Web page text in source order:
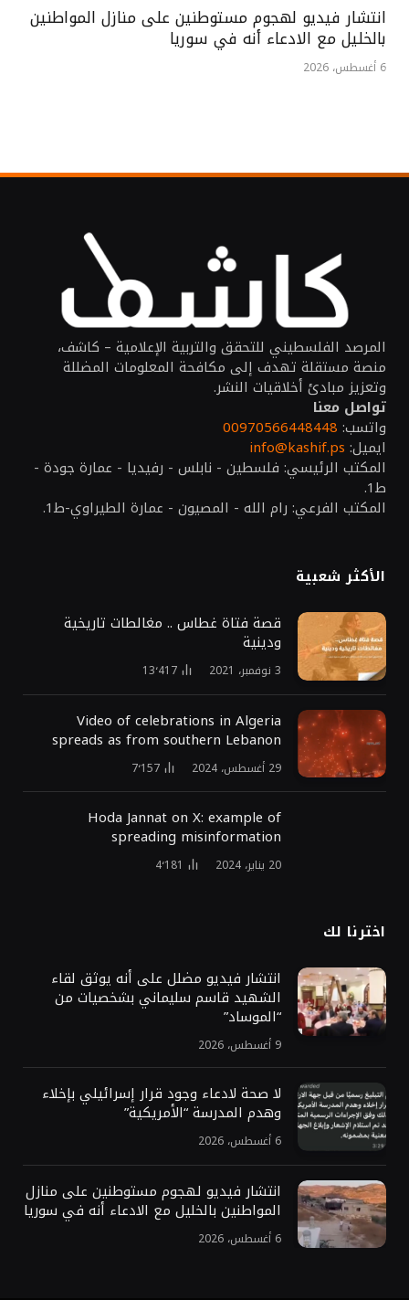
انتشار فيديو لهجوم مستوطنين على منازل المواطنين
بالخليل مع الادعاء أنه في سوريا
6 أغسطس، 2026
المرصد الفلسطيني للتحقق والتربية الإعلامية – كاشف،
منصة مستقلة تهدف إلى مكافحة المعلومات المضللة
وتعزيز مبادئ أخلاقيات النشر.
تواصل معنا
واتسب: 00970566448448
ايميل: info@kashif.ps
المكتب الرئيسي: فلسطين - نابلس - رفيديا - عمارة جودة -
ط1.
المكتب الفرعي: رام الله - المصيون - عمارة الطيراوي-ط1.
الأكثر شعبية
قصة فتاة غطاس .. مغالطات تاريخية
ودينية
3 نوفمبر، 2021 13٬417
Video of celebrations in Algeria
spreads as from southern Lebanon
29 أغسطس، 2024 7٬157
Hoda Jannat on X: example of
spreading misinformation
20 يناير، 2024 4٬181
اخترنا لك
انتشار فيديو مضلل على أنه يوثق لقاء
الشهيد قاسم سليماني بشخصيات من
“الموساد”
9 أغسطس، 2026
لا صحة لادعاء وجود قرار إسرائيلي بإخلاء
وهدم المدرسة “الأمريكية”
6 أغسطس، 2026
انتشار فيديو لهجوم مستوطنين على منازل
المواطنين بالخليل مع الادعاء أنه في سوريا
6 أغسطس، 2026